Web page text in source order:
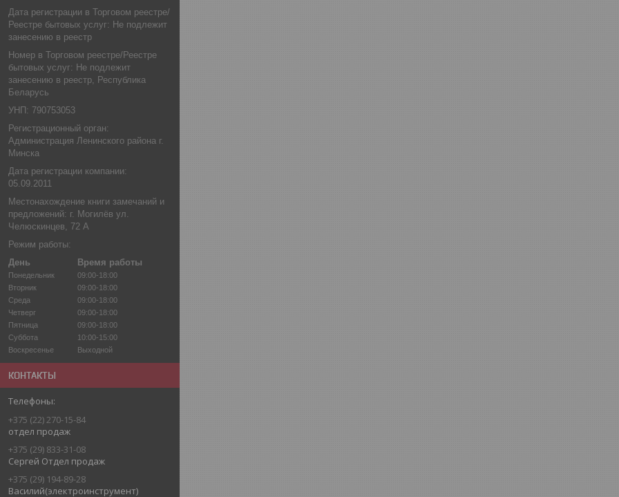
Дата регистрации в Торговом реестре/
Реестре бытовых услуг: Не подлежит
занесению в реестр
Номер в Торговом реестре/Реестре
бытовых услуг: Не подлежит
занесению в реестр, Республика
Беларусь
УНП: 790753053
Регистрационный орган:
Администрация Ленинского района г.
Минска
Дата регистрации компании:
05.09.2011
Местонахождение книги замечаний и
предложений: г. Могилёв ул.
Челюскинцев, 72 А
Режим работы:
День
Время работы
Понедельник
09:00-18:00
Вторник
09:00-18:00
Среда
09:00-18:00
Четверг
09:00-18:00
Пятница
09:00-18:00
Суббота
10:00-15:00
Воскресенье
Выходной
КОНТАКТЫ
+375 (22) 270-15-84
отдел продаж
+375 (29) 833-31-08
Сергей Отдел продаж
+375 (29) 194-89-28
Василий(электроинструмент)